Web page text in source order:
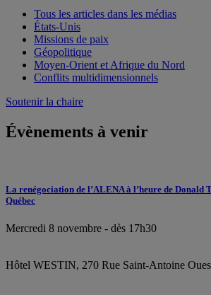
Tous les articles dans les médias
États-Unis
Missions de paix
Géopolitique
Moyen-Orient et Afrique du Nord
Conflits multidimensionnels
Soutenir la chaire
Évènements à venir
La renégociation de l’ALENA à l’heure de Donald
Québec
Mercredi 8 novembre - dès 17h30
Hôtel WESTIN, 270 Rue Saint-Antoine